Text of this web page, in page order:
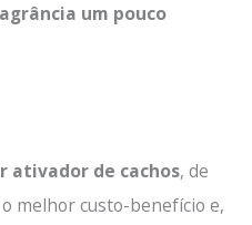
um pouco
ativador de cachos, de
melhor custo-benefício e,